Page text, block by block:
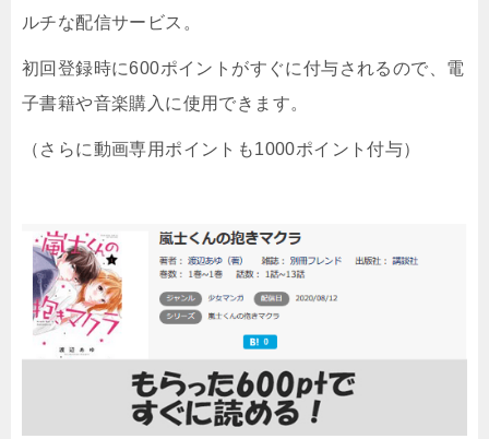
ルチな配信サービス。
初回登録時に600ポイントがすぐに付与されるので、電
子書籍や音楽購入に使用できます。
（さらに動画専用ポイントも1000ポイント付与）